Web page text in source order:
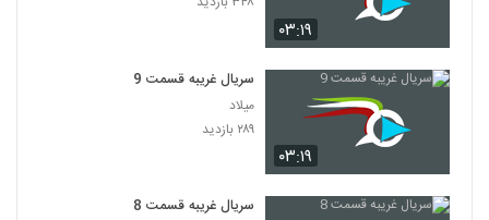
۰۳:۱۹
۰۳:۱۹
سریال غریبه قسمت 9
میلاد
۲۸۹ بازدید
سریال غریبه قسمت 8